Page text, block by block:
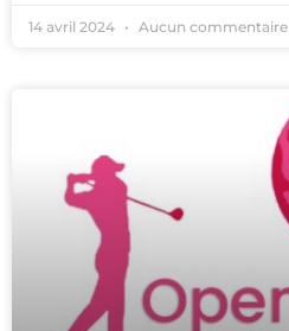
14 avril 2024 Aucun commentaire